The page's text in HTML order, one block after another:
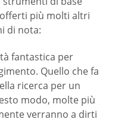
più molti altri
di nota:
fantastica per
Quello che fa
ricerca per un
modo, molte più
verranno a dirti